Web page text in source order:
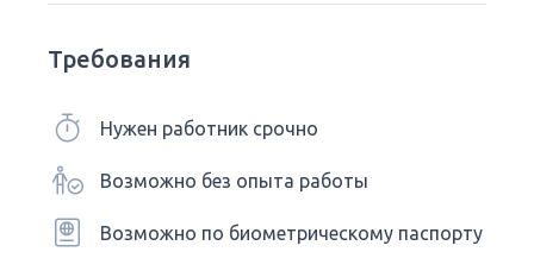
Требования
Нужен работник срочно
Возможно без опыта работы
Возможно по биометрическому паспорту